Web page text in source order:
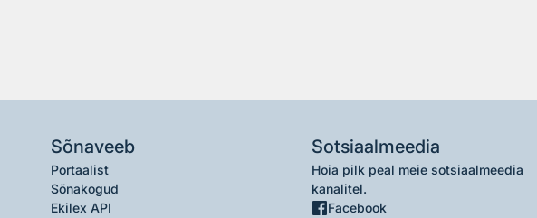
Sõnaveeb
Portaalist
Sõnakogud
Ekilex API
Sotsiaalmeedia
Hoia pilk peal meie sotsiaalmeedia
kanalitel.
Facebook